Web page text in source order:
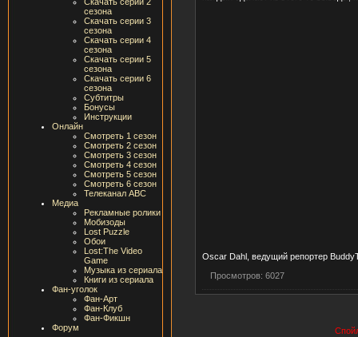
сезона
Скачать серии 3
сезона
Скачать серии 4
сезона
Скачать серии 5
сезона
Скачать серии 6
сезона
Субтитры
Бонусы
Инструкции
Онлайн
Смотреть 1 сезон
Смотреть 2 сезон
Смотреть 3 сезон
Смотреть 4 сезон
Смотреть 5 сезон
Смотреть 6 сезон
Телеканал ABC
Медиа
Рекламные ролики
Мобизоды
Lost Puzzle
Обои
Lost:The Video
Game
Музыка из сериала
Книги из сериала
Фан-уголок
Фан-Арт
Фан-Клуб
Фан-Фикшн
Форум
Oscar Dahl, ведущий репортер
Просмотров: 6027